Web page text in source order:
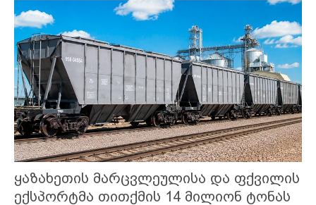
ყაზახეთის მარცვლეულისა და ფქვილის
ექსპორტმა თითქმის 14 მილიონ ტონას